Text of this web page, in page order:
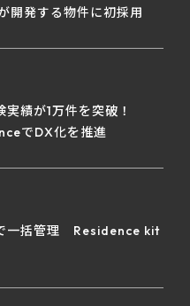
開発する物件に初採用
績が1万件を突破！
でDX化を推進
一括管理 Residence kit